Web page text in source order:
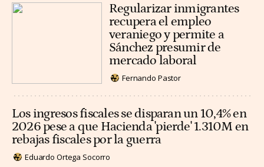
Regularizar inmigrantes
recupera el empleo
veraniego y permite a
Sánchez presumir de
mercado laboral
Fernando Pastor
Los ingresos fiscales se disparan un 10,4% en
2026 pese a que Hacienda 'pierde' 1.310M en
rebajas fiscales por la guerra
Eduardo Ortega Socorro